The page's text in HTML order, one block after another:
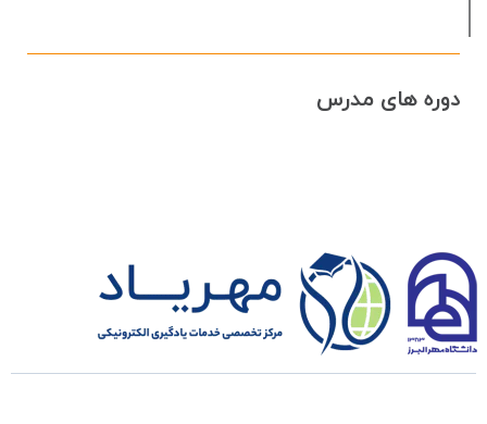
دوره های مدرس